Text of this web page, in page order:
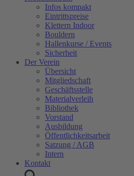
Infos kompakt
Eintrittspreise
Klettern Indoor
Bouldern
Hallenkurse / Events
Sicherheit
Der Verein
Übersicht
Mitgliedschaft
Geschäftsstelle
Materialverleih
Bibliothek
Vorstand
Ausbildung
Öffentlichkeitsarbeit
Satzung / AGB
Intern
Kontakt